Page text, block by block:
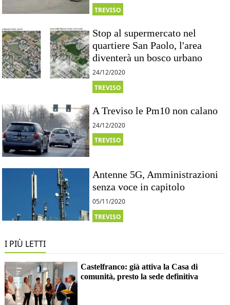
TREVISO
Stop al supermercato nel
quartiere San Paolo, l'area
diventerà un bosco urbano
24/12/2020
TREVISO
A Treviso le Pm10 non calano
24/12/2020
TREVISO
Antenne 5G, Amministrazioni
senza voce in capitolo
05/11/2020
TREVISO
I PIÙ LETTI
Castelfranco: già attiva la Casa di
comunità, presto la sede definitiva